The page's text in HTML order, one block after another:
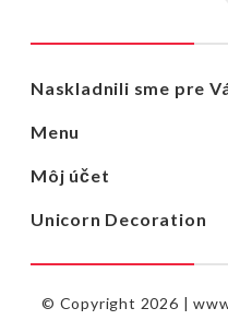
Naskladnili sme pre
Menu
Môj účet
Unicorn Decoration
© Copyright 2026 |